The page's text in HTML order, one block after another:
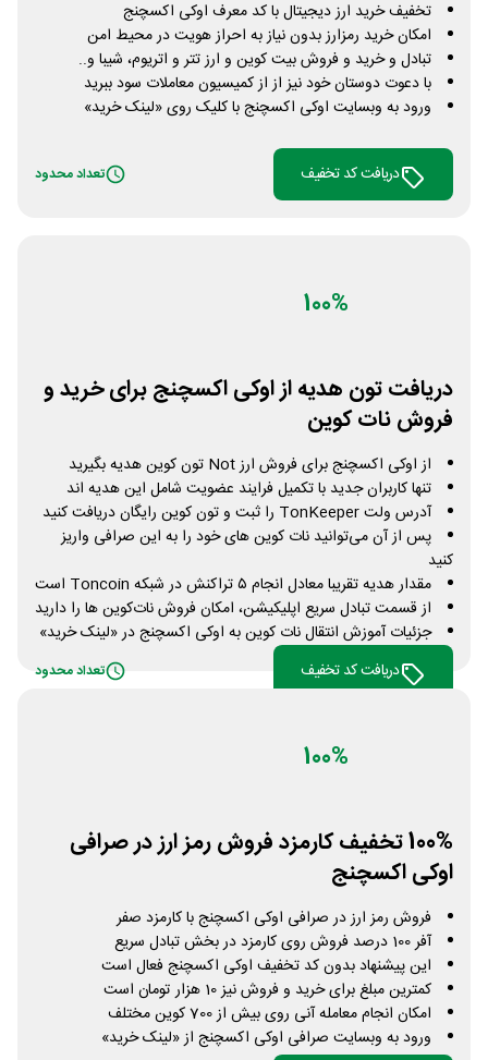
تخفیف خرید ارز دیجیتال با کد معرف اوکی اکسچنج
امکان خرید رمزارز بدون نیاز به احراز هویت در محیط امن
تبادل و خرید و فروش بیت کوین و ارز تتر و اتریوم، شیبا و..
با دعوت دوستان خود نیز از از کمیسیون معاملات سود ببرید
ورود به وبسایت اوکی اکسچنج با کلیک روی «لینک خرید»
دریافت کد تخفیف تعداد محدود
100%
دریافت تون هدیه از اوکی اکسچنج برای خرید و
فروش نات کوین
از اوکی اکسچنج برای فروش ارز Not تون کوین هدیه بگیرید
تنها کاربران جدید با تکمیل فرایند عضویت شامل این هدیه اند
آدرس ولت TonKeeper را ثبت و تون کوین رایگان دریافت کنید
پس از آن می‌توانید نات کوین های خود را به این صرافی واریز
کنید
مقدار هدیه تقریبا معادل انجام ۵ تراکنش در شبکه Toncoin است
از قسمت تبادل سریع اپلیکیشن، امکان فروش نات‌کوین ها را دارید
جزئیات آموزش انتقال نات کوین به اوکی اکسچنج در «لینک خرید»
دریافت کد تخفیف
تعداد محدود
100%
100% تخفیف کارمزد فروش رمز ارز در صرافی
اوکی اکسچنج
فروش رمز ارز در صرافی اوکی اکسچنج با کارمزد صفر
آفر 100 درصد فروش روی کارمزد در بخش تبادل سریع
این پیشنهاد بدون کد تخفیف اوکی اکسچنج فعال است
کمترین مبلغ برای خرید و فروش نیز 10 هزار تومان است
امکان انجام معامله آنی روی بیش از 700 کوین مختلف
ورود به وبسایت صرافی اوکی اکسچنج از «لینک خرید»